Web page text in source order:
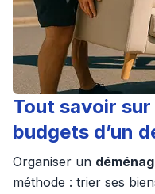
Tout savoir
budgets d’un
Organiser un
méthode : trier ses